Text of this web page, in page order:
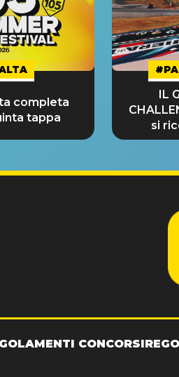
completa
tappa
IL
si
CONCORSI